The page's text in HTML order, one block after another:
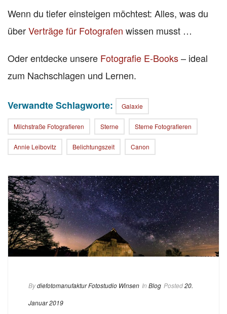
Wenn du tiefer einsteigen möchtest: Alles, was du
überVerträge für Fotografen wissen musst …
Oder entdecke unsere Fotografie E-Books– ideal
zum Nachschlagen und Lernen.
Verwandte Schlagworte: Galaxie
Milchstraße Fotografieren Sterne Sterne Fotografieren
Annie Leibovitz Belichtungszeit Canon
Bydiefotomanufaktur Fotostudio Winsen In Blog Posted20.
Januar 2019